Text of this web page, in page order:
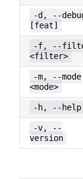
-d, --
[feat]
-f, --
<filter>
-m, --mode
<mode>
-h, --help
-v, --
version